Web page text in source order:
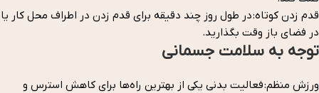
قدم زدن کوتاه: در طول روز چند دقیقه برای قدم زدن در اطراف محل کار یا
در فضای باز وقت بگذارید.
توجه به سلامت جسمانی
ورزش منظم: فعالیت بدنی یکی از بهترین راه‌ها برای کاهش استرس و